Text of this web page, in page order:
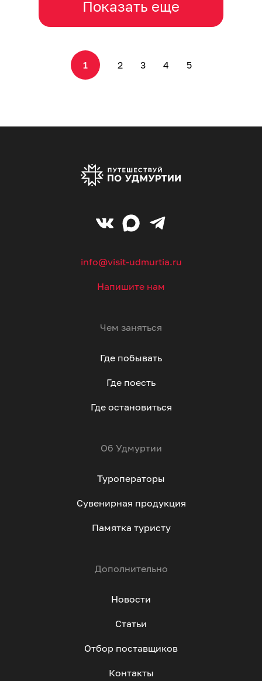
Показать еще
1 2 3 4 5
info@visit-udmurtia.ru
Напишите нам
Чем заняться
Где побывать
Где поесть
Где остановиться
Об Удмуртии
Туроператоры
Сувенирная продукция
Памятка туристу
Дополнительно
Новости
Статьи
Отбор поставщиков
Контакты